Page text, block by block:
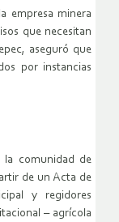
empresa minera
que necesitan
aseguró que
por instancias
la comunidad de
de un Acta de
y regidores
– agrícola